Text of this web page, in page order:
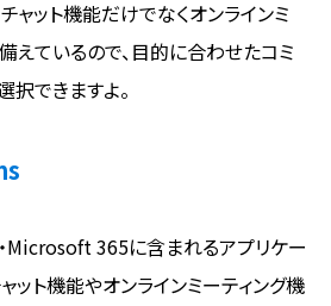
ャット機能だけでなくオンラインミ
えているので、目的に合わせたコミ
択できますよ。
Microsoft 365に含まれるアプリケー
ット機能やオンラインミーティング機